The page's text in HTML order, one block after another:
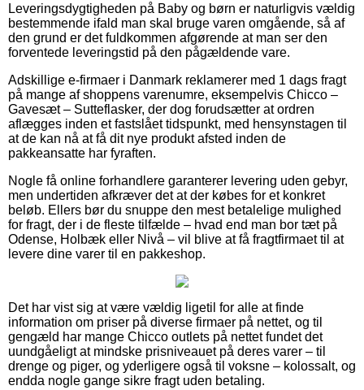
Leveringsdygtigheden på Baby og børn er naturligvis vældig
bestemmende ifald man skal bruge varen omgående, så af
den grund er det fuldkommen afgørende at man ser den
forventede leveringstid på den pågældende vare.
Adskillige e-firmaer i Danmark reklamerer med 1 dags fragt
på mange af shoppens varenumre, eksempelvis Chicco –
Gavesæt – Sutteflasker, der dog forudsætter at ordren
aflægges inden et fastslået tidspunkt, med hensynstagen til
at de kan nå at få dit nye produkt afsted inden de
pakkeansatte har fyraften.
Nogle få online forhandlere garanterer levering uden gebyr,
men undertiden afkræver det at der købes for et konkret
beløb. Ellers bør du snuppe den mest betalelige mulighed
for fragt, der i de fleste tilfælde – hvad end man bor tæt på
Odense, Holbæk eller Nivå – vil blive at få fragtfirmaet til at
levere dine varer til en pakkeshop.
Det har vist sig at være vældig ligetil for alle at finde
information om priser på diverse firmaer på nettet, og til
gengæld har mange Chicco outlets på nettet fundet det
uundgåeligt at mindske prisniveauet på deres varer – til
drenge og piger, og yderligere også til voksne – kolossalt, og
endda nogle gange sikre fragt uden betaling.